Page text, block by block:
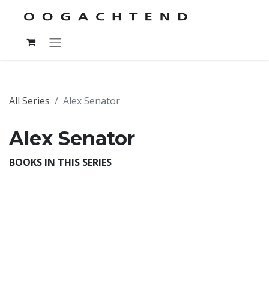
All Series Alex Senator
Alex Senator
BOOKS IN THIS SERIES